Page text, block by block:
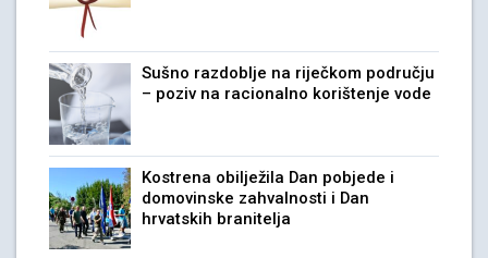
Sušno razdoblje na riječkom području
– poziv na racionalno korištenje vode
Kostrena obilježila Dan pobjede i
domovinske zahvalnosti i Dan
hrvatskih branitelja